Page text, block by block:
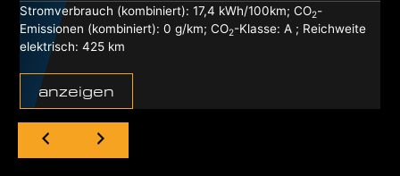
Stromverbrauch (kombiniert): 17,4 kWh/100km; CO2-
Emissionen (kombiniert): 0 g/km; CO2-Klasse: A ; Reichweite
elektrisch: 425 km
anzeigen